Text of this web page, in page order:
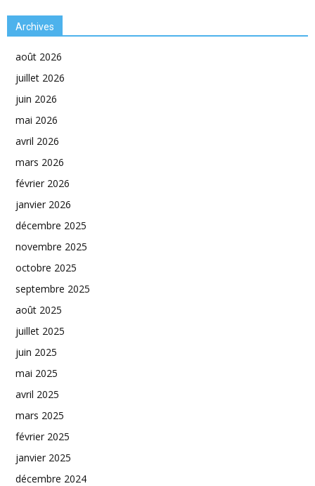
Archives
août 2026
juillet 2026
juin 2026
mai 2026
avril 2026
mars 2026
février 2026
janvier 2026
décembre 2025
novembre 2025
octobre 2025
septembre 2025
août 2025
juillet 2025
juin 2025
mai 2025
avril 2025
mars 2025
février 2025
janvier 2025
décembre 2024